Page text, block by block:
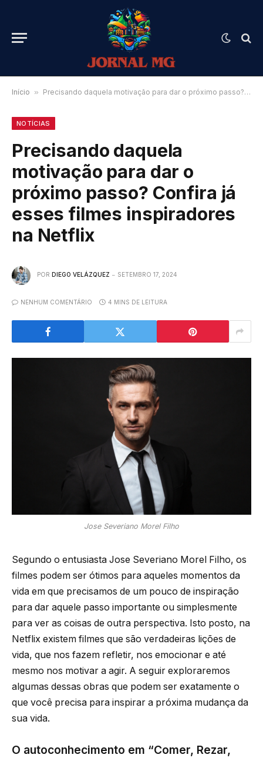
Início » Precisando daquela motivação para dar o próximo passo? Confira já esses filmes inspiradores na Netflix
NOTÍCIAS
Precisando daquela
motivação para dar o
próximo passo? Confira já
esses filmes inspiradores
na Netflix
POR DIEGO VELÁZQUEZ SETEMBRO 17, 2024
NENHUM COMENTÁRIO 4 MINS DE LEITURA
Jose Severiano Morel Filho
Segundo o entusiasta Jose Severiano Morel Filho, os
filmes podem ser ótimos para aqueles momentos da
vida em que precisamos de um pouco de inspiração
para dar aquele passo importante ou simplesmente
para ver as coisas de outra perspectiva. Isto posto, na
Netflix existem filmes que são verdadeiras lições de
vida, que nos fazem refletir, nos emocionar e até
mesmo nos motivar a agir. A seguir exploraremos
algumas dessas obras que podem ser exatamente o
que você precisa para inspirar a próxima mudança da
sua vida.
O autoconhecimento em “Comer, Rezar,